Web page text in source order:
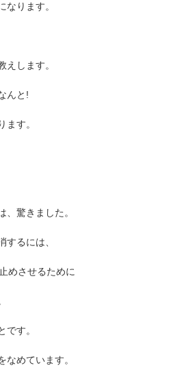
なります。
えします。
んと!
ます。
、驚きました。
するには、
めさせるために
です。
なめています。